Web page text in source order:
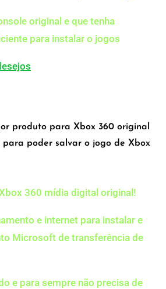
original e que tenha
para instalar o jogos
produto para Xbox 360 original
para poder salvar o jogo de Xbox
360 mídia digital original!
e internet para instalar e
Microsoft de transferência de
e para sempre não precisa de